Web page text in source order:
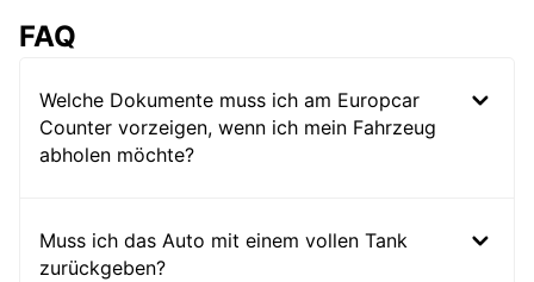
FAQ
Welche Dokumente muss ich am Europcar
Counter vorzeigen, wenn ich mein Fahrzeug
abholen möchte?
Muss ich das Auto mit einem vollen Tank
zurückgeben?